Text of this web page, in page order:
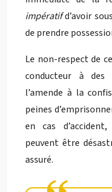
impératifd’avoir
de prendre
Le non-respect de
conducteur à des
l’amende à la
peines
en cas
peuvent être
assuré.